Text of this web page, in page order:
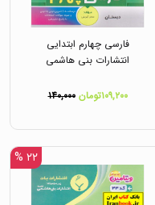
فارسی چهارم ابتدایی
انتشارات بنی هاشمی
۱۰۹,۲۰۰تومان ۱۴۰,۰۰۰
۲۲ %